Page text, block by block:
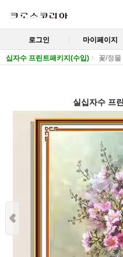
로그인 마이페이지
십자수 프린트패키지(수입) 꽃/정물
실십자수 프